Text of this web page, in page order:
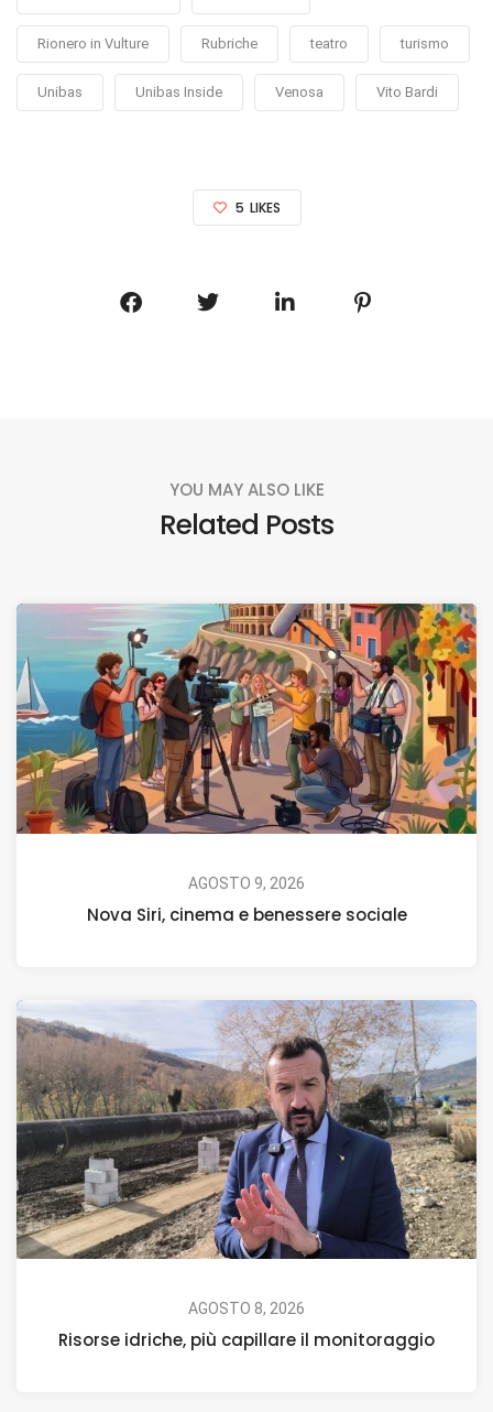
Rionero in Vulture Rubriche teatro turismo
Unibas Unibas Inside Venosa Vito Bardi
5 LIKES
YOU MAY ALSO LIKE
Related Posts
AGOSTO 9, 2026
Nova Siri, cinema e benessere sociale
AGOSTO 8, 2026
Risorse idriche, più capillare il monitoraggio